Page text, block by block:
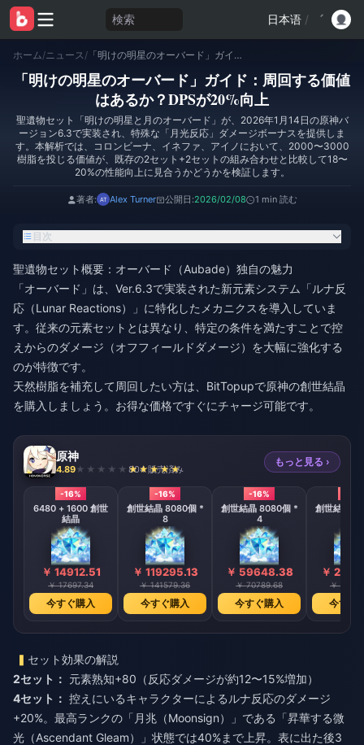
検索 日本语 /
ホーム/ニュース / 「明けの明星のオーバード」ガイド：周回する価値はあるか？DPSが20%向上
「明けの明星のオーバード」ガイド：周回する価値
はあるか？DPSが20%向上
聖遺物セット「明けの明星と月のオーバード」が、2026年1月14日の原神バ
ージョン6.3で実装され、特殊な「月光反応」ダメージボーナスを提供しま
す。本解析では、コロンビーナ、イネファ、アイノにおいて、2000〜3000
樹脂を投じる価値が、既存の2セット+2セットの組み合わせと比較して18〜
20%の性能向上に見合うかどうかを検証します。
著者: Alex Turner 公開日:2026/02/08 1 min 読む
目次
聖遺物セット概要：オーバード（Aubade）独自の魅力
「オーバード」は、Ver.6.3で実装された新元素システム「ルナ反
応（Lunar Reactions）」に特化したメカニクスを導入していま
す。従来の元素セットとは異なり、特定の条件を満たすことで控
えからのダメージ（オフフィールドダメージ）を大幅に強化する
のが特徴です。
天然樹脂を補充して周回したい方は、BitTopupで原神の創世結晶
を購入 しましょう。お得な価格ですぐにチャージ可能です。
原神
4.89 804 販売済み
もっと見る ›
-16%
6480 + 1600 創世
結晶
￥ 14912.51
￥ 17697.34
今すぐ購入
-16%
創世結晶 8080個 *
8
￥ 119295.13
￥ 141579.36
今すぐ購入
-16%
創世結晶 8080個 *
4
￥ 59648.38
￥ 70789.68
今すぐ購入
創世結晶
￥
￥
今すぐ
セット効果の解説
2セット： 元素熟知+80（反応ダメージが約12〜15%増加）
4セット： 控えにいるキャラクターによるルナ反応のダメージ
+20%。最高ランクの「月兆（Moonsign）」である「昇華する微
光（Ascendant Gleam）」状態では40%まで上昇。表に出た後3